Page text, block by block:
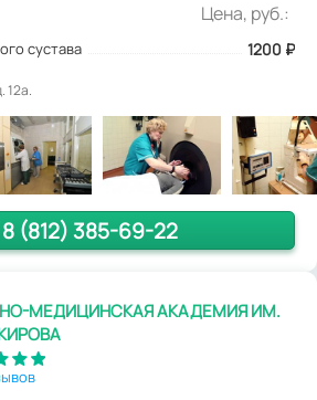
Цена, руб.:
сустава 1200 ₽
12а.
8 (812) 385-69-22
МЕДИЦИНСКАЯ АКАДЕМИЯ ИМ.